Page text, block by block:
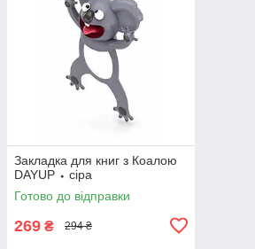
Закладка для книг з Коалою
DAYUP ⬩ сіра
Готово до відправки
269 ₴ 294 ₴